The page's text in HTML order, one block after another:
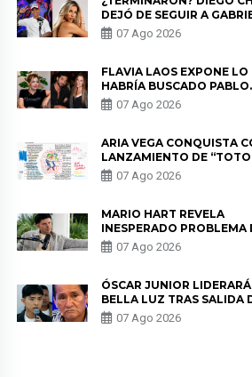
DEJÓ DE SEGUIR A
HERRERA Y ANUNCIA SU
DE PÓDCAST
07 Ago 2026
FLAVIA LAOS EXPONE LO
HABRÍA BUSCADO PABLO
HEREDIA CON ALE
DE LAS PARTES QUERÍA EL
07 Ago 2026
ARIA VEGA CONQUISTA
LANZAMIENTO DE
07 Ago 2026
MARIO HART REVELA
INESPERADO PROBLEMA
SALUD ANTES DE
KORINA: “ME
07 Ago 2026
ÓSCAR JUNIOR
BELLA LUZ TRAS SALIDA
PADRE POR POLÉMICA
NALDY SALDAÑA
07 Ago 2026